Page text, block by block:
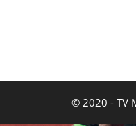
© 2020 - TV